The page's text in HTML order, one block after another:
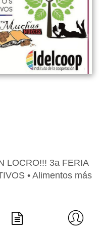
LOCRO!!! 3a FERIA
• Alimentos más